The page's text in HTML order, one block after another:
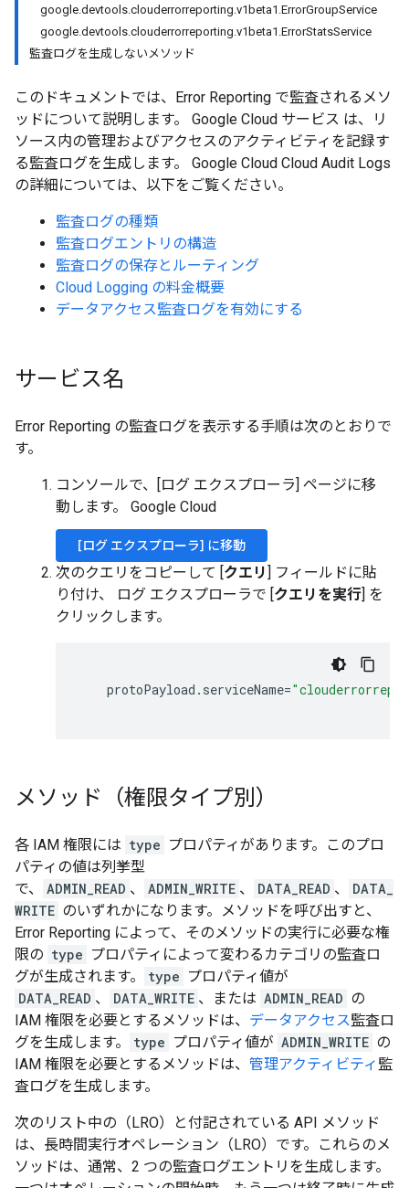
google.devtools.clouderrorreporting.v1beta1.ErrorGroupService
google.devtools.clouderrorreporting.v1beta1.ErrorStatsService
監査ログを生成しないメソッド
このドキュメントでは、Error Reporting で監査されるメソ
ッドについて説明します。 Google Cloud サービス は、リ
ソース内の管理およびアクセスのアクティビティを記録す
る監査ログを生成します。 Google Cloud Cloud Audit Logs
の詳細については、以下をご覧ください。
監査ログの種類
監査ログエントリの構造
監査ログの保存とルーティング
Cloud Logging の料金概要
データアクセス監査ログを有効にする
サービス名
Error Reporting の監査ログを表示する手順は次のとおりで
す。
コンソールで、[ログ エクスプローラ] ページに移
動します。 Google Cloud
[ログ エクスプローラ] に移動
次のクエリをコピーして [クエリ] フィールドに貼
り付け、 ログ エクスプローラで [クエリを実行] を
クリックします。
protoPayload . serviceName=
メソッド（権限タイプ別）
各 IAM 権限には type プロパティがあります。このプロ
パティの値は列挙型
で、
ADMIN_READ 、 ADMIN_WRITE 、 DATA_READ 、
DATA_
WRITE のいずれかになります。メソッドを呼び出すと、
Error Reporting によって、そのメソッドの実行に必要な権
限の type プロパティによって変わるカテゴリの監査ロ
グが生成されます。
type プロパティ値が
DATA_READ 、 DATA_WRITE 、または ADMIN_READ の
IAM 権限を必要とするメソッドは、 データアクセス監査ロ
グを生成します。
type プロパティ値が ADMIN_WRITE の
IAM 権限を必要とするメソッドは、 管理アクティビティ 監
査ログを生成します。
次のリスト中の（LRO）と付記されている API メソッド
は、長時間実行オペレーション（LRO）です。これらのメ
ソッドは、通常、2 つの監査ログエントリを生成します。